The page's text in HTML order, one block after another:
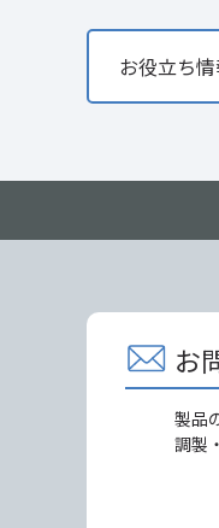
お役立ち
お
製品
調製